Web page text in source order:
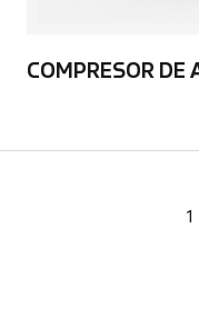
COMPRESOR DE
1